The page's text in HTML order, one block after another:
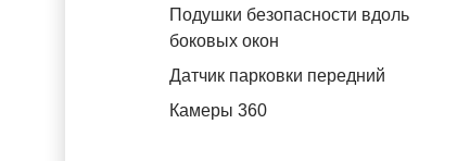
Подушки безопасности вдоль
боковых окон
Датчик парковки передний
Камеры 360